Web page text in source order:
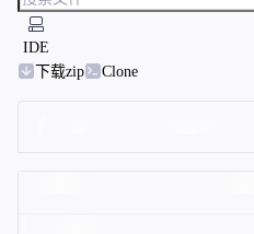
IDE
下载zip
Clone